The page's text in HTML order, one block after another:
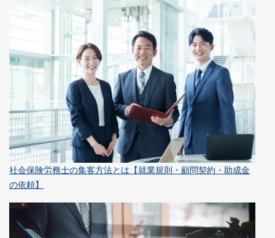
社会保険労務士の集客方法とは【就業規則・顧問契約・助成金
の依頼】